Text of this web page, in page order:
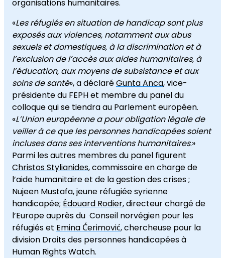
organisations humanitaires.
«Les réfugiés en situation de handicap sont plus
exposés aux violences, notamment aux abus
sexuels et domestiques, à la discrimination et à
l’exclusion de l’accès aux aides humanitaires, à
l’éducation, aux moyens de subsistance et aux
soins de santé», a déclaréGunta Anca, vice-
présidente du FEPH et membre du panel du
colloque qui se tiendra au Parlement européen.
«L’Union européenne a pour obligation légale de
veiller à ce que les personnes handicapées soient
incluses dans ses interventions humanitaires.»
Parmi les autres membres du panel figurent
Christos Stylianides, commissaire en charge de
l’aide humanitaire et de la gestion des crises ;
Nujeen Mustafa, jeune réfugiée syrienne
handicapée; Édouard Rodier, directeur chargé de
l’Europe auprès du Conseil norvégien pour les
réfugiés et Emina Ćerimović, chercheuse pour la
division Droits des personnes handicapées à
Human Rights Watch.